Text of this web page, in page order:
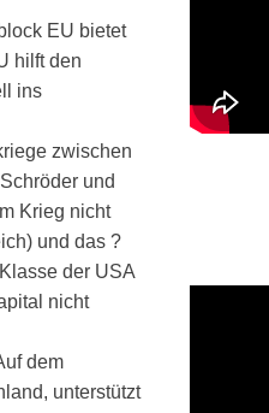
EU bietet
hilft den
ins
zwischen
und
Krieg nicht
und das ?
der USA
nicht
dem
unterstützt